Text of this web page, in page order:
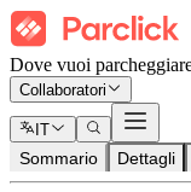
Dove vuoi
Collaboratori
IT
Sommario Dettagli